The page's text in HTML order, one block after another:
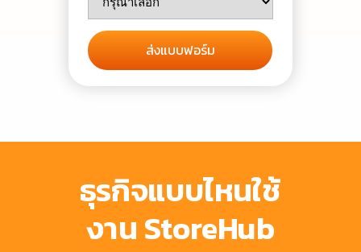
ส่งแบบฟอร์ม
ธุรกิจแบบไหนใช้
งาน StoreHub